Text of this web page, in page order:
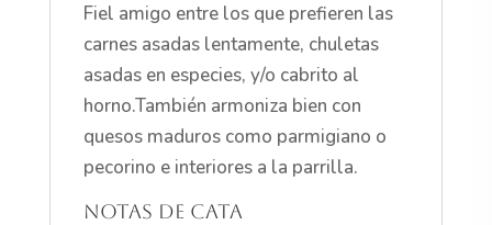
Fiel amigo entre los que prefieren las
carnes asadas lentamente, chuletas
asadas en especies, y/o cabrito al
horno.También armoniza bien con
quesos maduros como parmigiano o
pecorino e interiores a la parrilla.
Notas de Cata